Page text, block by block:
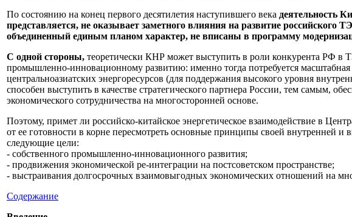
По состоянию на конец первого десятилетия наступившего века деятельность
представляется, не оказывает заметного влияния на развитие российского
объединенный единым планом характер, не вписаны в программу
С одной стороны, теоретически КНР может выступить в роли конкурента РФ в
промышленно-инновационному развитию: именно тогда потребуется масштабная
центральноазиатских энергоресурсов (для поддержания высокого уровня
способен выступить в качестве стратегического партнера России, тем самым,
экономического сотрудничества на многосторонней основе.
Поэтому, примет ли российско-китайское энергетическое взаимодействие в
от ее готовности в корне пересмотреть основные принципы своей внутренней и
следующие цели:
- собственного промышленно-инновационного развития;
- продвижения экономической ре-интеграции на постсоветском пространстве;
- выстраивания долгосрочных взаимовыгодных экономических отношений на
Содержание